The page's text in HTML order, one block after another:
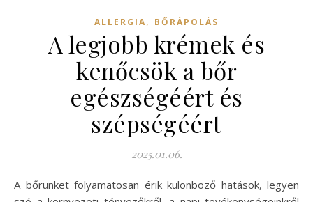
ALLERGIA, BŐRÁPOLÁS
A legjobb krémek és
kenőcsök a bőr
egészségéért és
szépségéért
2025.01.06.
A bőrünket folyamatosan érik különböző hatások, legyen